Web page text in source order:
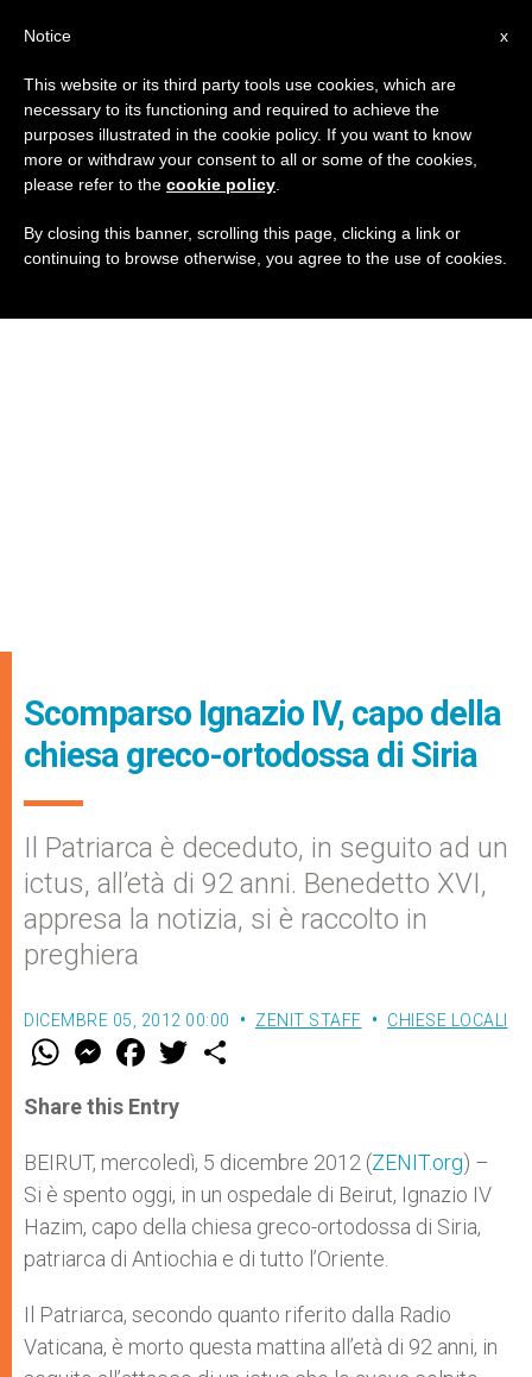
Scomparso Ignazio IV, capo della
chiesa greco-ortodossa di Siria
Il Patriarca è deceduto, in seguito ad un
ictus, all’età di 92 anni. Benedetto XVI,
appresa la notizia, si è raccolto in
preghiera
DICEMBRE 05, 2012 00:00 ZENIT STAFF CHIESE LOCALI
W
t
s
p
p
M
e
s
e
g
e
r
F
a
e
b
o
k
w
r
Share this Entry
BEIRUT, mercoledì, 5 dicembre 2012 (ZENIT.org) –
Si è spento oggi, in un ospedale di Beirut, Ignazio IV
Hazim, capo della chiesa greco-ortodossa di Siria,
patriarca di Antiochia e di tutto l’Oriente.
Il Patriarca, secondo quanto riferito dalla Radio
Vaticana, è morto questa mattina all’età di 92 anni, in
x
Notice
This website or its third party tools use cookies, which are
necessary to its functioning and required to achieve the
purposes illustrated in the cookie policy. If you want to know
more or withdraw your consent to all or some of the cookies,
please refer to the cookie policy
By closing this banner, scrolling this page, clicking a link or
continuing to browse otherwise, you agree to the use of cookies.